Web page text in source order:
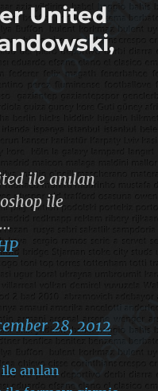
United
ile anılan
ile
28, 2012